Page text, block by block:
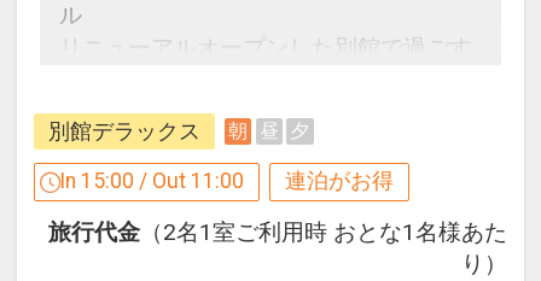
ル
リニューアルオープンした別館で過ごす
受け継がれた歴史と伝統を感じる、特別
なひと時をお過ごしください。
【連泊するとお得】連泊割引がございま
す
別館デラックス 朝 昼 夕
In 15:00 / Out 11:00 連泊がお得
旅行代金 （2名1室ご利用時 おとな1名様あた
り）